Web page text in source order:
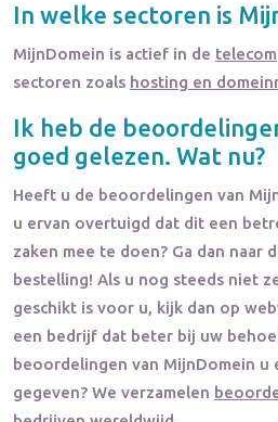
In welke sectoren is
MijnDomein is actief in de telecom
sectoren zoals hosting en
Ik heb de
goed gelezen. Wat nu?
Heeft u de beoordelingen van
u ervan overtuigd dat dit een
zaken mee te doen? Ga dan naar
bestelling! Als u nog steeds niet
geschikt is voor u, kijk dan op
een bedrijf dat beter bij uw
beoordelingen van MijnDomein u
gegeven? We verzamelen